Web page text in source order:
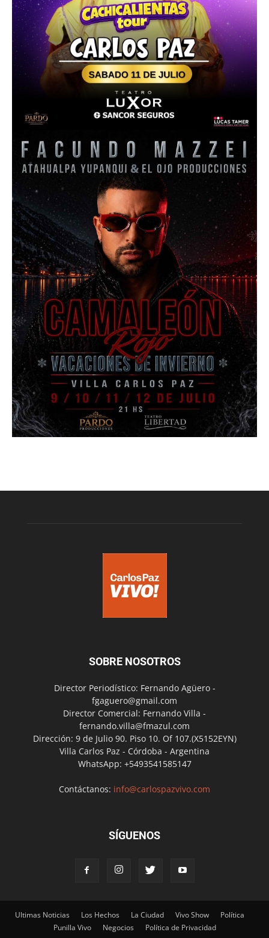
SOBRE NOSOTROS
Director Periodístico: Fernando Agüero -
fgaguero@gmail.com
Director Comercial: Fernando Villa -
fernando.villa@fmazul.com
Dirección: 9 de Julio 90. Piso 10. Of 107.(X5152EYN)
Villa Carlos Paz - Córdoba - Argentina
WhatsApp: +5493541585147
Contáctanos: info@carlospazvivo.com
SÍGUENOS
Ultimas Noticias Los Hechos La Ciudad Vivo Show
Política
Punilla Vivo
Negocios Política de Privacidad